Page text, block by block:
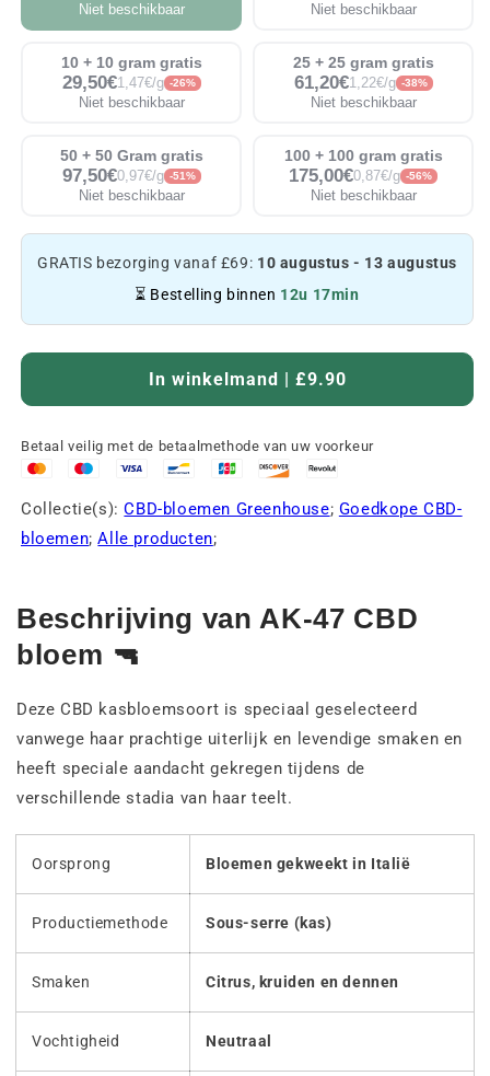
Niet beschikbaar Niet beschikbaar
10 + 10 gram gratis
29,50€1,47€/g -26%
Niet beschikbaar
25 + 25 gram gratis
61,20€1,22€/g -38%
Niet beschikbaar
50 + 50 Gram gratis
97,50€0,97€/g -51%
Niet beschikbaar
100 + 100 gram gratis
175,00€0,87€/g -56%
Niet beschikbaar
GRATIS bezorging vanaf £69: 10 augustus - 13 augustus
⏳ Bestelling binnen 12u 17min
In winkelmand | £9.90
Betaal veilig met de betaalmethode van uw voorkeur
Collectie(s):CBD-bloemen Greenhouse; Goedkope CBD-
bloemen;Alle producten;
Beschrijving van AK-47 CBD
bloem 🔫
Deze CBD kasbloemsoort is speciaal geselecteerd
vanwege haar prachtige uiterlijk en levendige smaken en
heeft speciale aandacht gekregen tijdens de
verschillende stadia van haar teelt.
Oorsprong Bloemen gekweekt in Italië
Productiemethode Sous-serre (kas)
Smaken Citrus, kruiden en dennen
Vochtigheid Neutraal